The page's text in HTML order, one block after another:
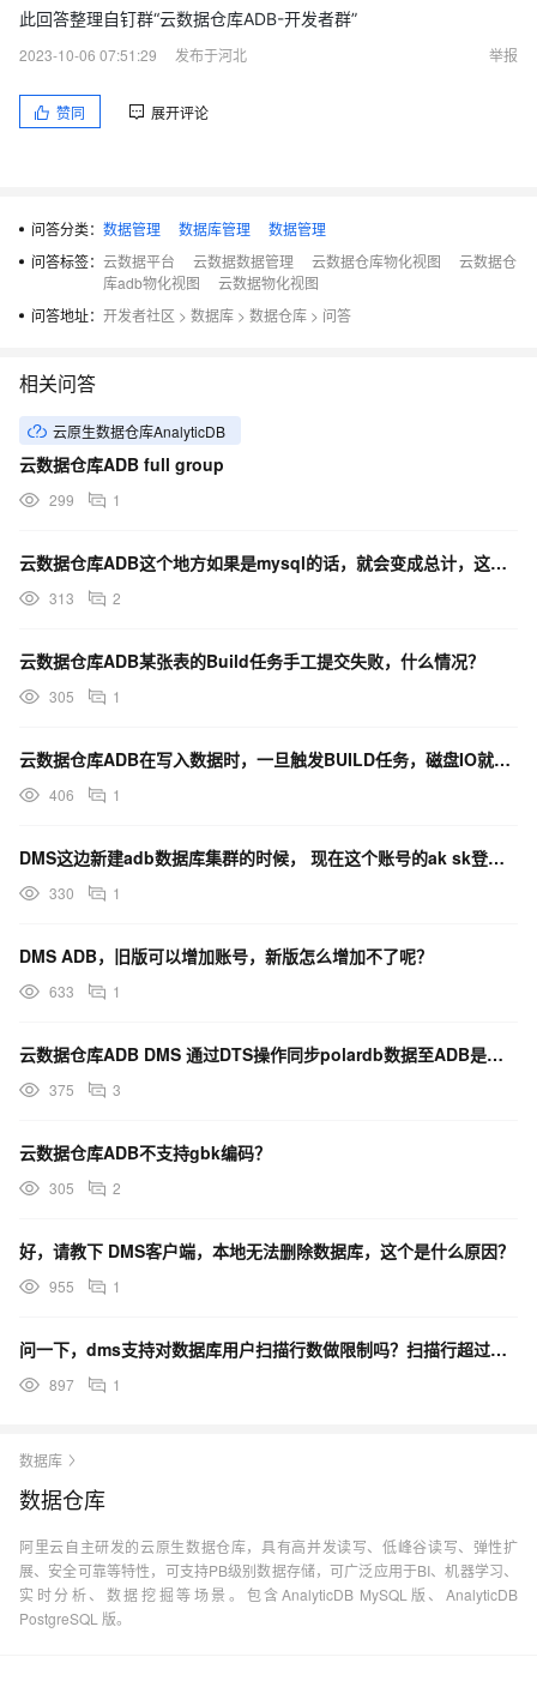
此回答整理自钉群“云数据仓库ADB-开发者群”
2023-10-06 07:51:29
发布于河北 举报
赞同 展开评论
问答分类： 数据管理 数据库管理
数据管理
问答标签： 云数据平台 云数据数据管理 云数据仓库物化视图
云数据仓
库adb物化视图
云数据物化视图
问答地址： 开发者社区 > 数据库 > 数据仓库 > 问答
相关问答
云原生数据仓库AnalyticDB
云数据仓库ADB full group
299 1
云数据仓库ADB这个地方如果是mysql的话，就会变成总计，这有什么办法处理吗？
313 2
云数据仓库ADB某张表的Build任务手工提交失败，什么情况？
305 1
云数据仓库ADB在写入数据时，一旦触发BUILD任务，磁盘IO就会被打满，各位大佬有什么优化建议吗？
406 1
DMS这边新建adb数据库集群的时候， 现在这个账号的ak sk登录后无法add user，咋解决？
330 1
DMS ADB，旧版可以增加账号，新版怎么增加不了呢？
633 1
云数据仓库ADB DMS 通过DTS操作同步polardb数据至ADB是否收费？
375 3
云数据仓库ADB不支持gbk编码？
305 2
好，请教下 DMS客户端，本地无法删除数据库，这个是什么原因？
955 1
问一下，dms支持对数据库用户扫描行数做限制吗？扫描行超过设定的限制会断掉dql dml？
897 1
数据库
数据仓库
阿里云自主研发的云原生数据仓库，具有高并发读写、低峰谷读写、弹性扩
展、安全可靠等特性，可支持PB级别数据存储，可广泛应用于BI、机器学习、
实时分析、数据挖掘等场景。包含AnalyticDB MySQL版、AnalyticDB
PostgreSQL 版。